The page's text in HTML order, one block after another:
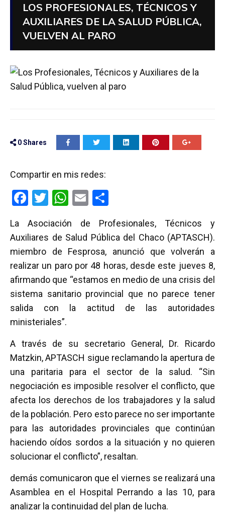
LOS PROFESIONALES, TÉCNICOS Y
AUXILIARES DE LA SALUD PÚBLICA,
VUELVEN AL PARO
0Shares
Compartir en mis redes:
F
ce
b
o
o
k
T
tt
er
W
at
s
A
p
p
E
ail m
p
ar
tir
La Asociación de Profesionales, Técnicos y
Auxiliares de Salud Pública del Chaco (APTASCH).
miembro de Fesprosa, anunció que volverán a
realizar un paro por 48 horas, desde este jueves 8,
afirmando que “estamos en medio de una crisis del
sistema sanitario provincial que no parece tener
salida con la actitud de las autoridades
ministeriales”.
A través de su secretario General, Dr. Ricardo
Matzkin, APTASCH sigue reclamando la apertura de
una paritaria para el sector de la salud. “Sin
negociación es imposible resolver el conflicto, que
afecta los derechos de los trabajadores y la salud
de la población. Pero esto parece no ser importante
para las autoridades provinciales que continúan
haciendo oídos sordos a la situación y no quieren
solucionar el conflicto”, resaltan.
demás comunicaron que el viernes se realizará una
Asamblea en el Hospital Perrando a las 10, para
analizar la continuidad del plan de lucha.